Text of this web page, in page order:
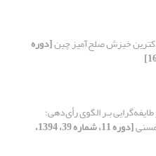
خیزش صلح‌آمیز چین[دوره
بـر الگوی رأی‌دهی؛
[دوره 11، شماره 39، 1394،